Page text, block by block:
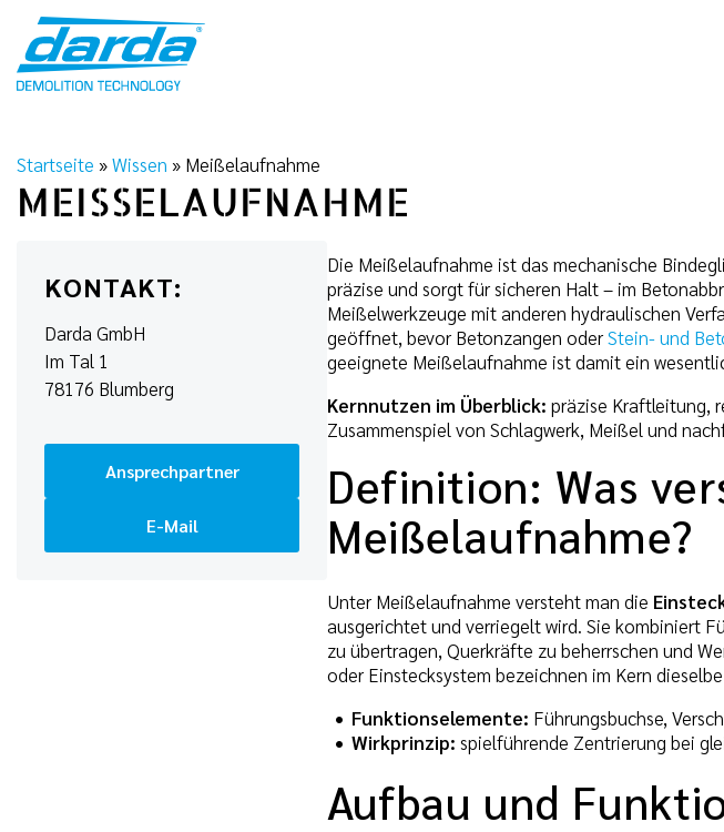
content
Startseite »Wissen » Meißelaufnahme
MEISSELAUFNAHME
KONTAKT:
Darda GmbH
Im Tal 1
78176 Blumberg
Ansprechpartner
E-Mail
Die Meißelaufnahme ist das mechanische
präzise und sorgt für sicheren Halt – im
Meißelwerkzeuge mit anderen hydraulischen
geöffnet, bevor Betonzangen oderStein- und
geeignete Meißelaufnahme ist damit ein
Kernnutzen im Überblick: präzise Kraftleitung,
Zusammenspiel von Schlagwerk, Meißel und
Definition: Was
Meißelaufnahme?
Unter Meißelaufnahme versteht man die
ausgerichtet und verriegelt wird. Sie kombiniert
zu übertragen, Querkräfte zu beherrschen und
oder Einstecksystem bezeichnen im Kern
Funktionselemente: Führungsbuchse,
Wirkprinzip: spielführende Zentrierung bei
Aufbau und